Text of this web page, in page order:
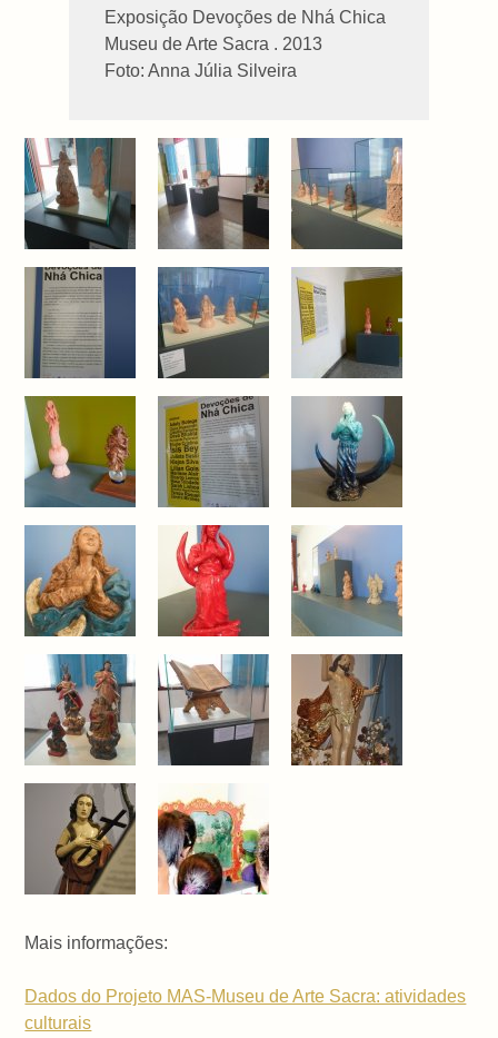
Exposição Devoções de Nhá Chica
Museu de Arte Sacra . 2013
Foto: Anna Júlia Silveira
Mais informações:
Dados do Projeto MAS-Museu de Arte Sacra: atividades
culturais